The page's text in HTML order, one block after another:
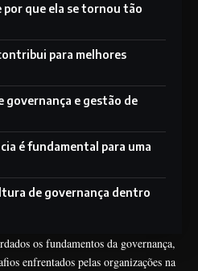
por que ela se tornou tão
para melhores
governança e gestão de
é fundamental para uma
de governança dentro
os fundamentos da governança,
enfrentados pelas organizações na